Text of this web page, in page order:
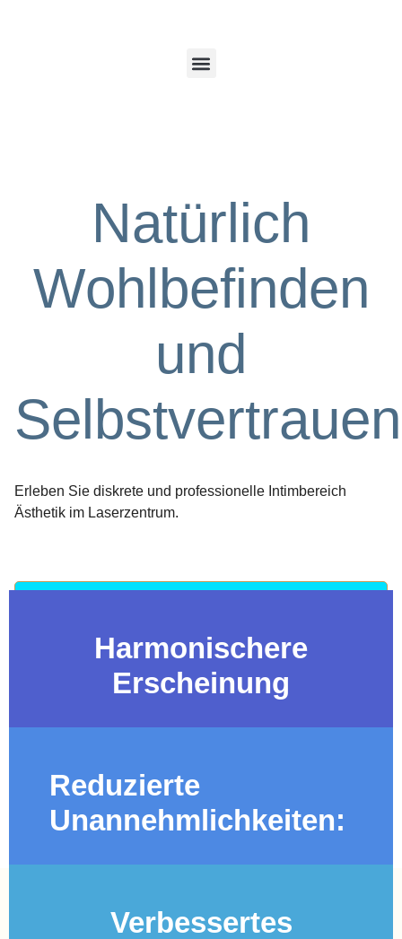
Natürlich
Wohlbefinden
und
Selbstvertrauen
Erleben Sie diskrete und professionelle Intimbereich
Ästhetik im Laserzentrum.
Harmonischere
Erscheinung
Reduzierte
Unannehmlichkeiten:
Verbessertes